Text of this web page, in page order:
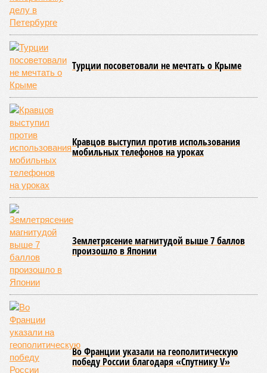
взяла цифры с потолка. Отдельно стоит отметить, что
заключённый в 2008 году между Арменией и ОАО «РЖД»
компания получила в управление «железку» республики до
2038-го, вероятно, вовсе не предусматривает такой
постановки вопроса.
Неудивительно, что гендиректор РЖД
реагируя на словесные интервенции Пашиняна, выступил
со словно растерянно-обиженным комментарием. И,
кажется, стало только хуже. Как отметил менеджер, ЮКЖД
и РЖД
«последовательно и в полном объёме исполняют
взятые на себя обязательства в рамках концессионного
договора от 2008 года». «Концессия дала Армении
современную железную дорогу, при этом освободив
бюджет республики от затрат на её восстановление и
содержание. Дивиденды акционеру никогда не
выплачивались, вся прибыль шла на развитие железной
дороги», – добавил Белозёров.
И в самом деле. Российская сторона поставляла Армении
вагоны, по первому чиху ремонтировала пути, в том числе
повреждённые стихией, выплатила в казну закавказской
республики 15 млрд рублей налогов, пускала прибыль на
развитие местной железнодорожной инфраструктуры.
Из слов Белозёрова и приведённых фактов легко сделать
вывод о том, что ОАО «РЖД» занималось в Армении не
деловой активностью, а сугубой благотворительностью, не
инвестировало, а раздавало пожертвования, не